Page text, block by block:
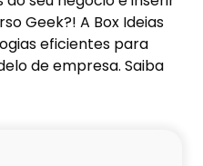
Geek?! A Box Ideias
eficientes para
de empresa. Saiba